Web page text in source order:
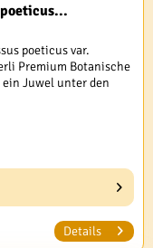
poeticus var.
Premium Botanische
ein Juwel unter den
Details